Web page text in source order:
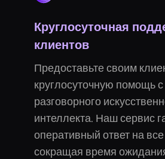
Круглосуточная
клиентов
Предоставьте своим
круглосуточную помощь
разговорного
интеллекта. Наш сервис
оперативный ответ на
сокращая время